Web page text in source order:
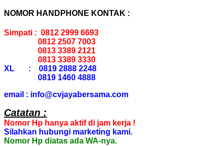
NOMOR HANDPHONE KONTAK :
Simpati : 0812 2999 6693
0812 2507 7003
0813 3389 2121
0813 3389 3330
XL : 0819 2888 2248
0819 1460 4888
email : info@cvjayabersama.com
Catatan :
Nomor Hp hanya aktif di jam kerja !
Silahkan hubungi marketing kami.
Nomor Hp diatas ada WA-nya.